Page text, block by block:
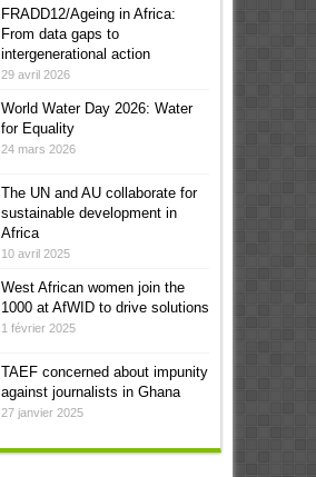
FRADD12/Ageing in Africa:
From data gaps to
intergenerational action
29 avril 2026
World Water Day 2026: Water
for Equality
24 mars 2026
The UN and AU collaborate for
sustainable development in
Africa
10 avril 2025
West African women join the
1000 at AfWID to drive solutions
1 février 2025
TAEF concerned about impunity
against journalists in Ghana
27 janvier 2025